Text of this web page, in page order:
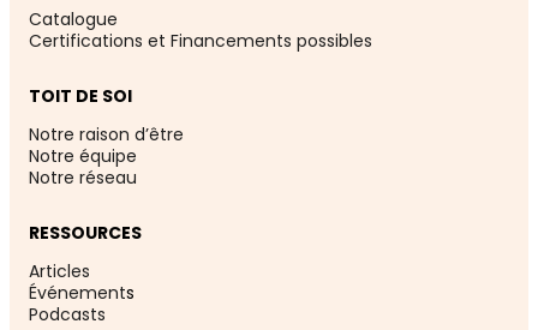
Catalogue
Certifications et Financements possibles
TOIT DE SOI
Notre raison d’être
Notre équipe
Notre réseau
RESSOURCES
Articles
Événements
Podcasts